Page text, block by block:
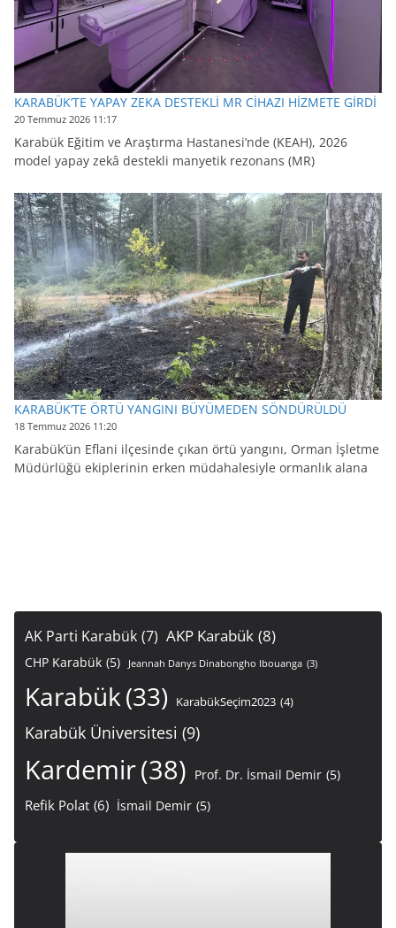
KARABÜK’TE YAPAY ZEKA DESTEKLİ MR CİHAZI HİZMETE GİRDİ
20 Temmuz 2026 11:17
Karabük Eğitim ve Araştırma Hastanesi’nde (KEAH), 2026
model yapay zekâ destekli manyetik rezonans (MR)
KARABÜK’TE ÖRTÜ YANGINI BÜYÜMEDEN SÖNDÜRÜLDÜ
18 Temmuz 2026 11:20
Karabük’ün Eflani ilçesinde çıkan örtü yangını, Orman İşletme
Müdürlüğü ekiplerinin erken müdahalesiyle ormanlık alana
AK Parti Karabük (7) AKP Karabük (8)
CHP Karabük (5) Jeannah Danys Dinabongho Ibouanga (3)
Karabük(33) KarabükSeçim2023 (4)
Karabük Üniversitesi (9)
Kardemir(38) Prof. Dr. İsmail Demir (5)
Refik Polat (6) İsmail Demir (5)